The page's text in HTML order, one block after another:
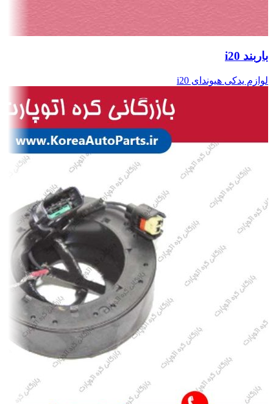
باربند i20
لوازم یدکی هیوندای i20